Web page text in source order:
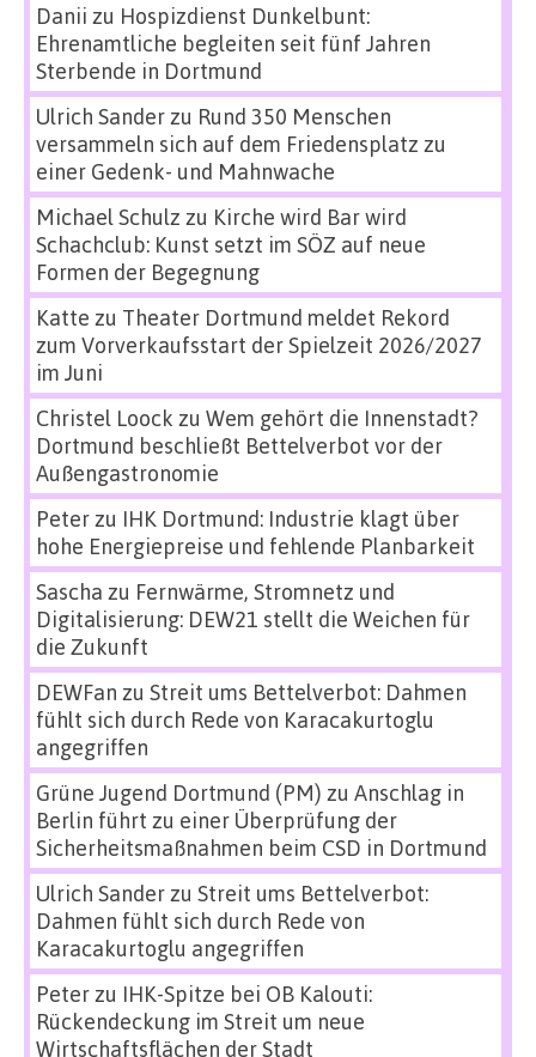
Danii zu Hospizdienst Dunkelbunt:
Ehrenamtliche begleiten seit fünf Jahren
Sterbende in Dortmund
Ulrich Sanderzu Rund 350 Menschen
versammeln sich auf dem Friedensplatz zu
einer Gedenk- und Mahnwache
Michael Schulz zu Kirche wird Bar wird
Schachclub: Kunst setzt im SÖZ auf neue
Formen der Begegnung
Katte zu Theater Dortmund meldet Rekord
zum Vorverkaufsstart der Spielzeit 2026/2027
im Juni
Christel Loock zu Wem gehört die Innenstadt?
Dortmund beschließt Bettelverbot vor der
Außengastronomie
Peterzu IHK Dortmund: Industrie klagt über
hohe Energiepreise und fehlende Planbarkeit
Sascha zu Fernwärme, Stromnetz und
Digitalisierung: DEW21 stellt die Weichen für
die Zukunft
DEWFan zu Streit ums Bettelverbot: Dahmen
fühlt sich durch Rede von Karacakurtoglu
angegriffen
Grüne Jugend Dortmund (PM) zu Anschlag in
Berlin führt zu einer Überprüfung der
Sicherheitsmaßnahmen beim CSD in Dortmund
Ulrich Sanderzu Streit ums Bettelverbot:
Dahmen fühlt sich durch Rede von
Karacakurtoglu angegriffen
Peterzu IHK-Spitze bei OB Kalouti:
Rückendeckung im Streit um neue
Wirtschaftsflächen der Stadt